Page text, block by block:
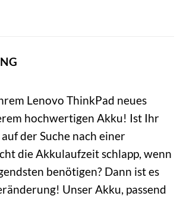
Lenovo ThinkPad neues
hochwertigen Akku! Ist Ihr
der Suche nach einer
die Akkulaufzeit schlapp, wenn
benötigen? Dann ist es
Unser Akku, passend